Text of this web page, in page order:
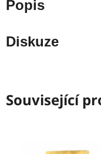
Popis
Diskuze
Související